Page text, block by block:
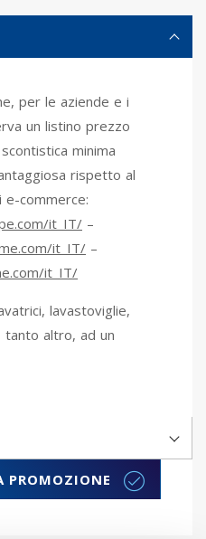
per le aziende e i
un listino prezzo
minima
rispetto al
e-commerce:
it_IT/ –
it_IT/ –
it_IT/
lavastoviglie,
altro, ad un
PROMOZIONE